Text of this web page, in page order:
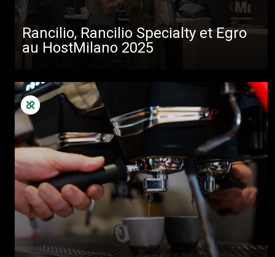
Rancilio, Rancilio Specialty et Egro
au HostMilano 2025